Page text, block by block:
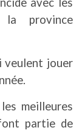
la province
veulent jouer
meilleures
partie de